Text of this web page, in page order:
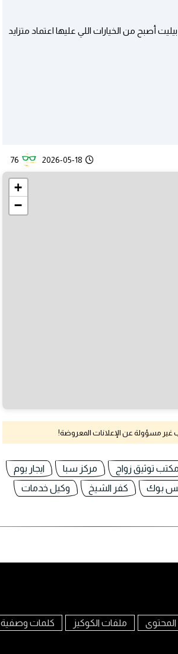
أصبح من الخيارات اللي عليها اعتماد متزايد
2026-05-18
76
+
−
غير مسؤولة عن الإعلانات المعروضة!
مكتب توثيق زواج مركز سبا
ايجار يوم
بوك كفر الشيخ
وكيل خدمات
ملفات الكوكيز كلمات وصفية